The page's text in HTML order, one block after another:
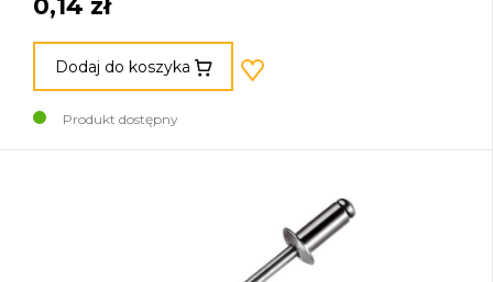
0,14 zł
Dodaj do koszyka
Produkt dostępny